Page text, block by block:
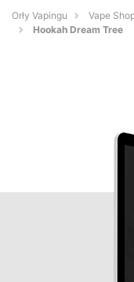
Orły Vapingu
Vape
Hookah Dream Tree